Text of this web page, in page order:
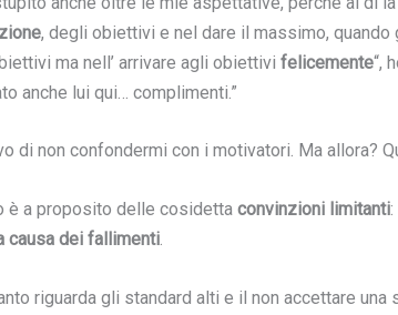
, degli obiettivi e nel dare il massimo,
ma nell’ arrivare agli obiettivi felicemente“,
anche lui qui… complimenti.”
di non confondermi con i motivatori. Ma allora?
è a proposito delle cosidetta convinzioni limitanti:
causa dei fallimenti.
riguarda gli standard alti e il non accettare una